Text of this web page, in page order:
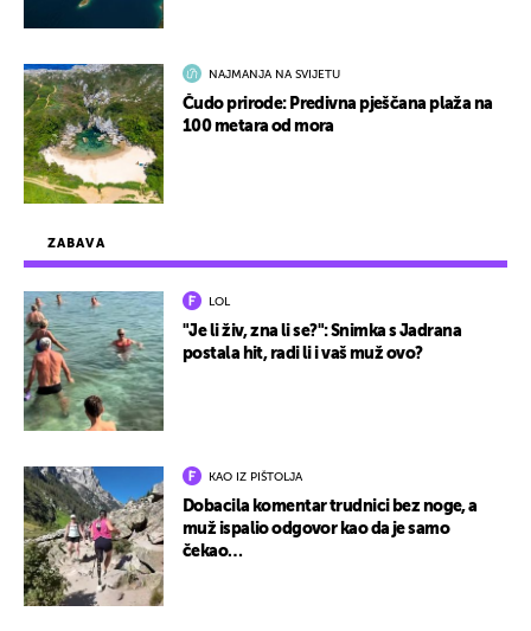
ZABAVA
LOL
"Je li živ, zna li se?": Snimka s Jadrana
postala hit, radi li i vaš muž ovo?
KAO IZ PIŠTOLJA
Dobacila komentar trudnici bez noge, a
muž ispalio odgovor kao da je samo
čekao…
NAJMANJA NA SVIJETU
Čudo prirode: Predivna pješčana plaža na
100 metara od mora